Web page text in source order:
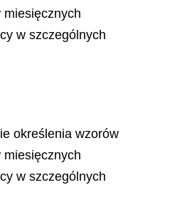
miesięcznych
w szczególnych
określenia wzorów
miesięcznych
w szczególnych